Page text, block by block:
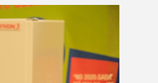
mums!
Atbildēsim